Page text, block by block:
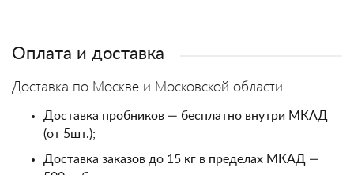
Оплата и доставка
Доставка по Москве и Московской области
Доставка пробников — бесплатно внутри МКАД
(от 5шт.);
Доставка заказов до 15 кг в пределах МКАД —